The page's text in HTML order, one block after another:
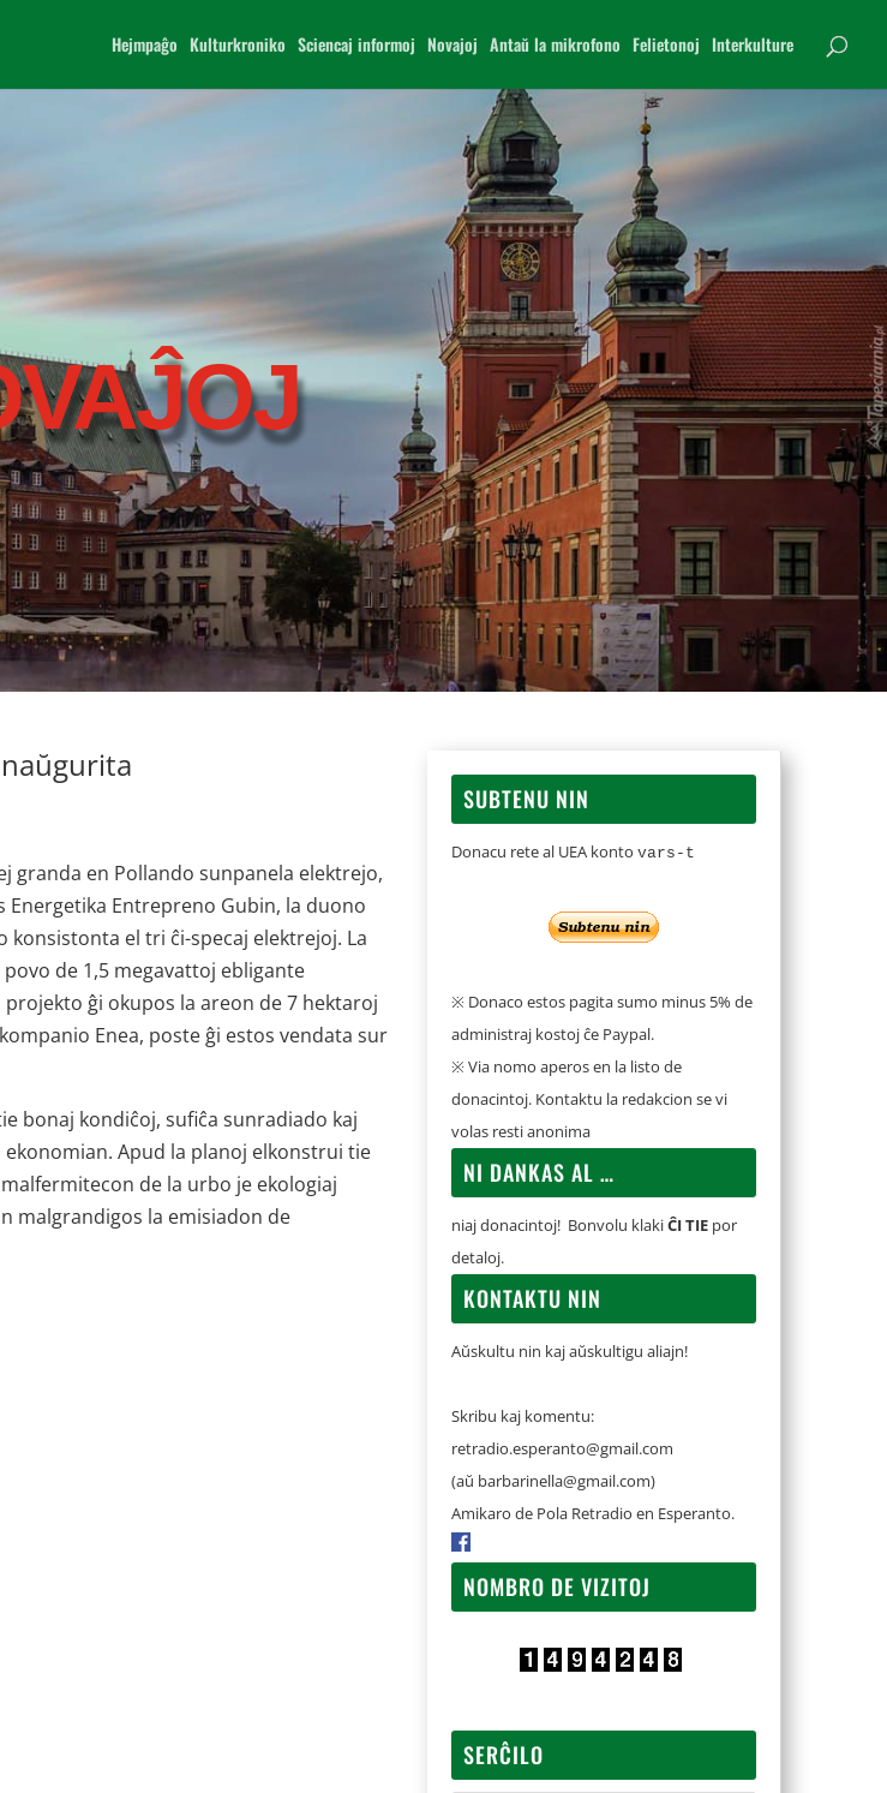
Hejmpaĝo Kulturkroniko Sciencaj informoj Novajoj Antaŭ la mikrofono Felietonoj Interkulture
granda en Pollando sunpanela elektrejo,
Entrepreno Gubin, la duono
el tri ĉi-specaj elektrejoj. La
de 1,5 megavattoj ebligante
ĝi okupos la areon de 7 hektaroj
Enea, poste ĝi estos vendata sur
bonaj kondiĉoj, sufiĉa sunradiado kaj
Apud la planoj elkonstrui tie
de la urbo je ekologiaj
malgrandigos la emisiadon de
SUBTENU NIN
Donacu rete al UEA konto vars-t
※ Donaco estos pagita sumo minus 5% de
administraj kostoj ĉe Paypal.
※ Via nomo aperos en la listo de
donacintoj. Kontaktu la redakcion se vi
volas resti anonima
NI DANKAS AL …
niaj donacintoj! Bonvolu klakiĈI TIEpor
detaloj.
KONTAKTU NIN
Aŭskultu nin kaj aŭskultigu aliajn!
Skribu kaj komentu:
retradio.esperanto@gmail.com
(aŭ barbarinella@gmail.com)
Amikaro de Pola Retradio en Esperanto.
NOMBRO DE VIZITOJ
SERĈILO